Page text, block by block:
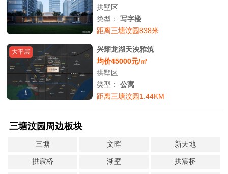
拱墅区
类型：写字楼
距离三塘汶园838米
大平层
兴耀龙湖天泱雅筑
均价45000元/㎡
拱墅区
类型：公寓
距离三塘汶园1.44KM
三塘汶园周边板块
三塘 文晖 新天地
拱宸桥 湖墅 拱宸桥